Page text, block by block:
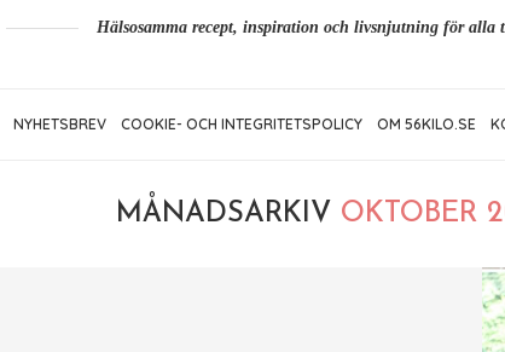
Hälsosamma recept, inspiration och livsnjutning för alla
NYHETSBREV COOKIE- OCH INTEGRITETSPOLICY OM 56KILO.SE
MÅNADSARKIV OKTOBER